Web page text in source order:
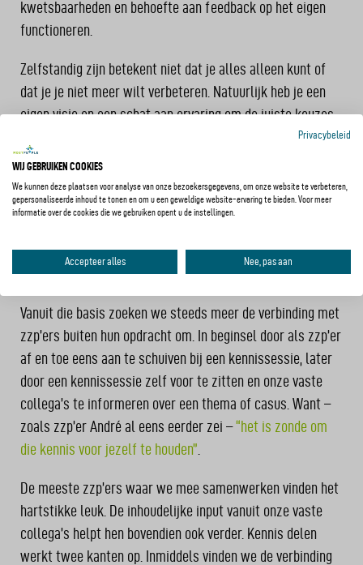
kwetsbaarheden en behoefte aan feedback op het eigen
functioneren.
Zelfstandig zijn betekent niet dat je alles alleen kunt of
dat je je niet meer wilt verbeteren. Natuurlijk heb je een
eigen visie en een schat aan ervaring om de juiste keuzes
te maken. Maar soms heb je een ander nodig die je erop
wijst dat een keuze niet de juiste was of dat een andere
benadering of houding misschien beter is. Die rol vullen we
als Mobypeople graag in en daar blijken veel zzp’ers ook
verbetert het functioneren.
Vanuit die basis zoeken we steeds meer de verbinding met
zzp’ers buiten hun opdracht om. In beginsel door als zzp’er
af en toe eens aan te schuiven bij een kennissessie, later
door een kennissessie zelf voor te zitten en onze vaste
collega’s te informeren over een thema of casus. Want –
zoals zzp’er André al eens eerder zei –“het is zonde om
die kennis voor jezelf te houden”
De meeste zzp’ers waar we mee samenwerken vinden het
hartstikke leuk. De inhoudelijke input vanuit onze vaste
collega’s helpt hen bovendien ook verder. Kennis delen
werkt twee kanten op. Inmiddels vinden we de verbinding
Privacybeleid
WIJ GEBRUIKEN COOKIES
We kunnen deze plaatsen voor analyse van onze bezoekersgegevens, om onze website te verbeteren,
gepersonaliseerde inhoud te tonen en om u een geweldige website-ervaring te bieden. Voor meer
informatie over de cookies die we gebruiken opent u de instellingen.
Accepteer alles Nee, pas aan